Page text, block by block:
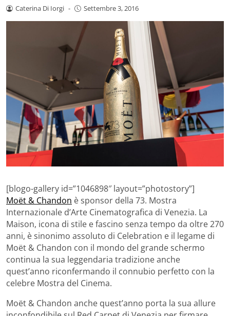
Caterina Di Iorgi - Settembre 3, 2016
[blogo-gallery id=”1046898″ layout=”photostory”]
Moët & Chandon è sponsor della 73. Mostra
Internazionale d’Arte Cinematografica di Venezia. La
Maison, icona di stile e fascino senza tempo da oltre 270
anni, è sinonimo assoluto di Celebration e il legame di
Moët & Chandon con il mondo del grande schermo
continua la sua leggendaria tradizione anche
quest’anno riconfermando il connubio perfetto con la
celebre Mostra del Cinema.
Moët & Chandon anche quest’anno porta la sua allure